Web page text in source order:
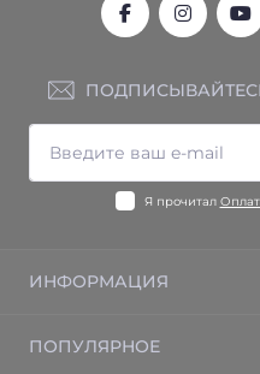
Я прочитал
ИНФОРМАЦИЯ
Отзывы
ПОПУЛЯРНОЕ